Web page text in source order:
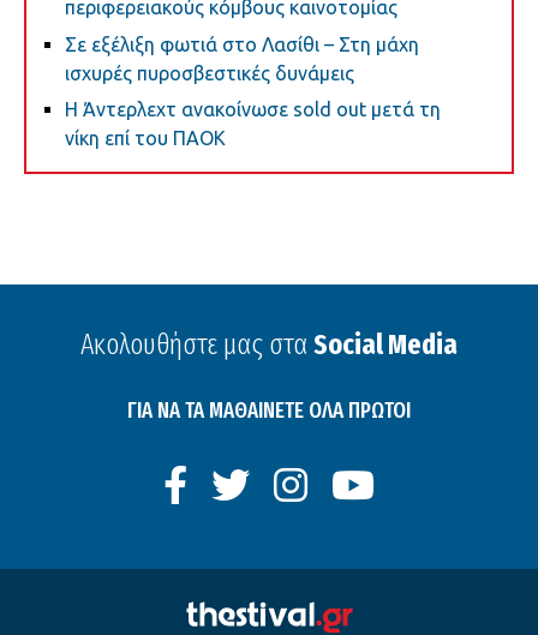
περιφερειακούς κόμβους καινοτομίας
Σε εξέλιξη φωτιά στο Λασίθι – Στη μάχη
ισχυρές πυροσβεστικές δυνάμεις
Η Άντερλεχτ ανακοίνωσε sold out μετά τη
νίκη επί του ΠΑΟΚ
Ακολουθήστε μας στα Social Media
ΓΙΑ ΝΑ ΤΑ ΜΑΘΑΙΝΕΤΕ ΟΛΑ ΠΡΩΤΟΙ